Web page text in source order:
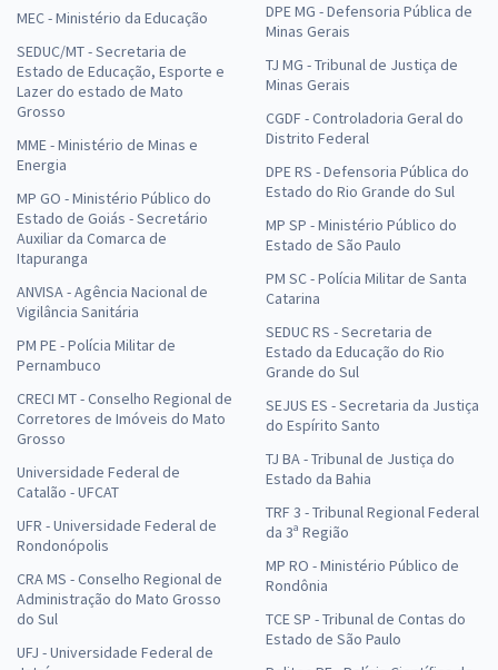
MEC - Ministério da Educação
SEDUC/MT - Secretaria de
Estado de Educação, Esporte e
Lazer do estado de Mato
Grosso
MME - Ministério de Minas e
Energia
MP GO - Ministério Público do
Estado de Goiás - Secretário
Auxiliar da Comarca de
Itapuranga
ANVISA - Agência Nacional de
Vigilância Sanitária
PM PE - Polícia Militar de
Pernambuco
CRECI MT - Conselho Regional de
Corretores de Imóveis do Mato
Grosso
Universidade Federal de
Catalão - UFCAT
UFR - Universidade Federal de
Rondonópolis
CRA MS - Conselho Regional de
Administração do Mato Grosso
do Sul
UFJ - Universidade Federal de
DPE MG - Defensoria Pública de
Minas Gerais
TJ MG - Tribunal de Justiça de
Minas Gerais
CGDF - Controladoria Geral do
Distrito Federal
DPE RS - Defensoria Pública do
Estado do Rio Grande do Sul
MP SP - Ministério Público do
Estado de São Paulo
PM SC - Polícia Militar de Santa
Catarina
SEDUC RS - Secretaria de
Estado da Educação do Rio
Grande do Sul
SEJUS ES - Secretaria da Justiça
do Espírito Santo
TJ BA - Tribunal de Justiça do
Estado da Bahia
TRF 3 - Tribunal Regional Federal
da 3ª Região
MP RO - Ministério Público de
Rondônia
TCE SP - Tribunal de Contas do
Estado de São Paulo